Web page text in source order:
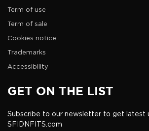
Term of use
Term of sale
Cookies notice
Trademarks
Accessibility
GET ON THE LIST
Subscribe to our newsletter to get latest
SFIDNFITS.com